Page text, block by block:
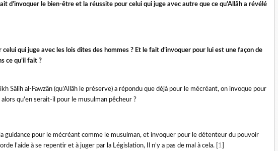
d’invoquer le bien-être et la réussite pour celui qui juge avec autre que ce qu’Allâh a révélé
celui qui juge avec les lois dites des hommes ? Et le fait d’invoquer pour lui est une façon de
ce qu’il fait ?
Sâlih al-Fawzân (qu’Allâh le préserve) a répondu que déjà pour le mécréant, on invoque pour
alors qu’en serait-il pour le musulman pêcheur ?
guidance pour le mécréant comme le musulman, et invoquer pour le détenteur du pouvoir
l’aide à se repentir et à juger par la Législation, Il n’y a pas de mal à cela. [ 1